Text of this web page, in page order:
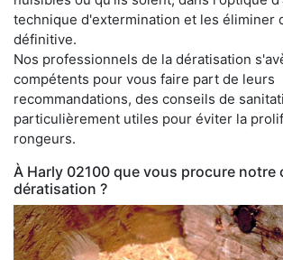
technique d'extermination et les éliminer
définitive.
Nos professionnels de la dératisation
compétents pour vous faire part de leurs
recommandations, des conseils de
particulièrement utiles pour éviter la
rongeurs.
À Harly 02100 que vous procure notre
dératisation ?